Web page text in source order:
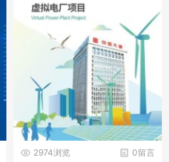
0留言
2974浏览